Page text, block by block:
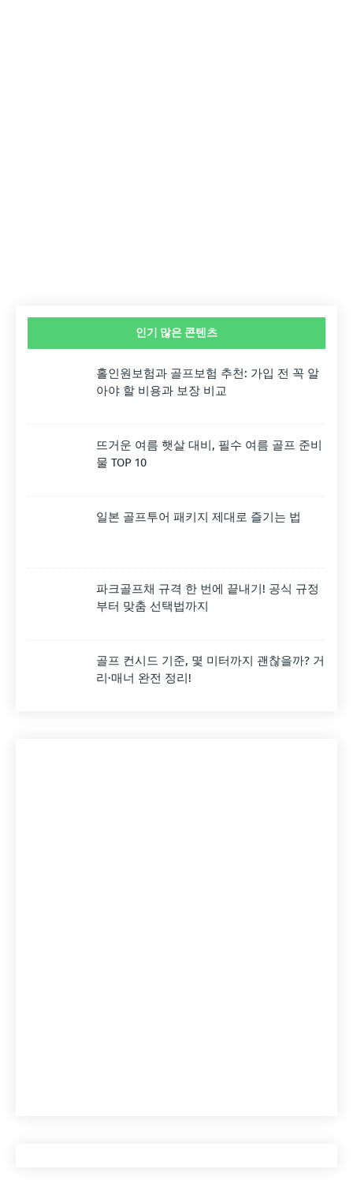
인기 많은 콘텐츠
홀인원보험과 골프보험 추천: 가입 전 꼭 알
아야 할 비용과 보장 비교
뜨거운 여름 햇살 대비, 필수 여름 골프 준비
물 TOP 10
일본 골프투어 패키지 제대로 즐기는 법
파크골프채 규격 한 번에 끝내기! 공식 규정
부터 맞춤 선택법까지
골프 컨시드 기준, 몇 미터까지 괜찮을까? 거
리·매너 완전 정리!